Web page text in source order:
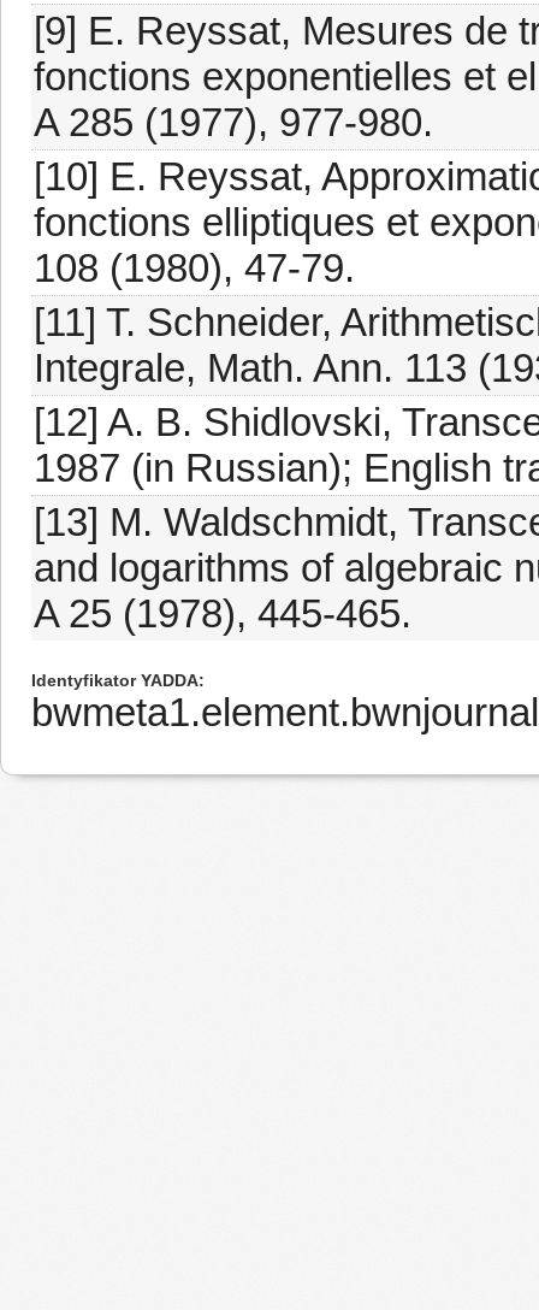
[9] E. Reyssat, Mesures de
fonctions exponentielles et
A 285 (1977), 977-980.
[10] E. Reyssat,
fonctions elliptiques et
108 (1980), 47-79.
[11] T. Schneider,
Integrale, Math. Ann. 113
[12] A. B. Shidlovski,
1987 (in Russian); English
[13] M. Waldschmidt,
and logarithms of algebraic
A 25 (1978), 445-465.
Identyfikator YADDA